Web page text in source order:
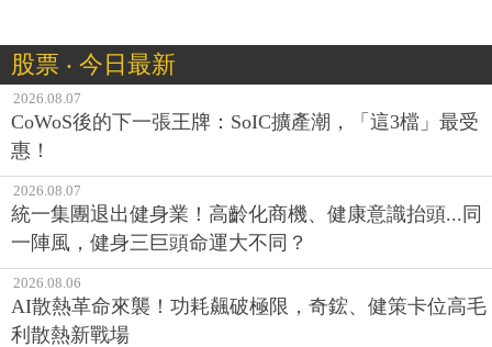
股票 ‧ 今日最新
2026.08.07
CoWoS後的下一張王牌：SoIC擴產潮，「這3檔」最受
惠！
2026.08.07
統一集團退出健身業！高齡化商機、健康意識抬頭...同
一陣風，健身三巨頭命運大不同？
2026.08.06
AI散熱革命來襲！功耗飆破極限，奇鋐、健策卡位高毛
利散熱新戰場